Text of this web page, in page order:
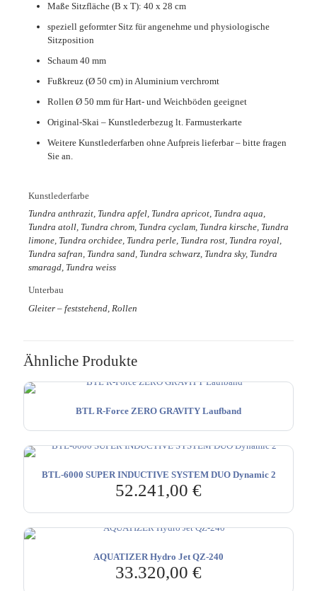
Maße Sitzfläche (B x T): 40 x 28 cm
speziell geformter Sitz für angenehme und physiologische
Sitzposition
Schaum 40 mm
Fußkreuz (Ø 50 cm) in Aluminium verchromt
Rollen Ø 50 mm für Hart- und Weichböden geeignet
Original-Skai – Kunstlederbezug lt. Farmusterkarte
Weitere Kunstlederfarben ohne Aufpreis lieferbar – bitte fragen
Sie an.
Kunstlederfarbe
Tundra anthrazit, Tundra apfel, Tundra apricot, Tundra aqua,
Tundra atoll, Tundra chrom, Tundra cyclam, Tundra kirsche, Tundra
limone, Tundra orchidee, Tundra perle, Tundra rost, Tundra royal,
Tundra safran, Tundra sand, Tundra schwarz, Tundra sky, Tundra
smaragd, Tundra weiss
Unterbau
Gleiter – feststehend, Rollen
Ähnliche Produkte
BTL R-Force ZERO GRAVITY Laufband
BTL-6000 SUPER INDUCTIVE SYSTEM DUO Dynamic 2
52.241,00 €
AQUATIZER Hydro Jet QZ-240
33.320,00 €